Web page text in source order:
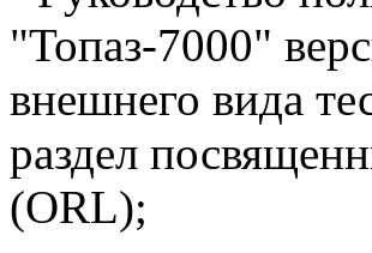
"Топаз-7000"
внешнего вида
раздел
(ORL);